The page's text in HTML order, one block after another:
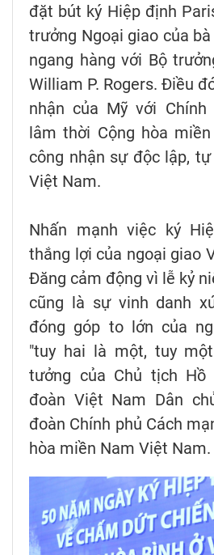
đặt bút ký Hiệp định
trưởng Ngoại giao của
ngang hàng với Bộ
William P. Rogers. Điều
nhận của Mỹ với Chính
lâm thời Cộng hòa
công nhận sự độc lập,
Việt Nam.
Nhấn mạnh việc ký
thắng lợi của ngoại giao
Đăng cảm động vì lễ kỷ
cũng là sự vinh danh
đóng góp to lớn của
"tuy hai là một, tuy
tưởng của Chủ tịch Hồ
đoàn Việt Nam Dân
đoàn Chính phủ Cách
hòa miền Nam Việt Nam.